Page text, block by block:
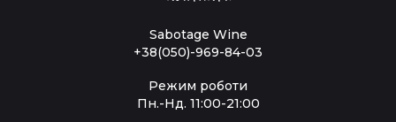
Sabotage Wine
+38(050)-969-84-03
Режим роботи
Пн.-Нд. 11:00-21:00